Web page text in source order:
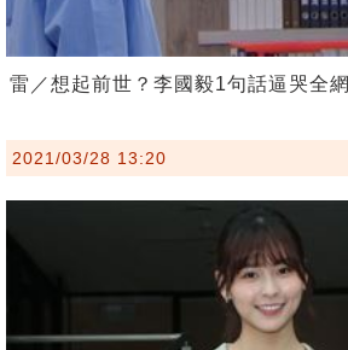
雷／想起前世？李國毅1句話逼哭全網
2021/03/28 13:20